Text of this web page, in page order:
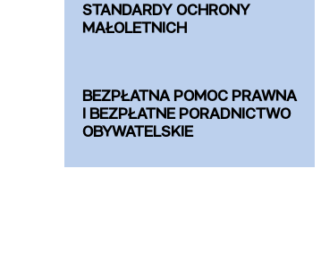
STANDARDY OCHRONY
MAŁOLETNICH
BEZPŁATNA POMOC PRAWNA
I BEZPŁATNE PORADNICTWO
OBYWATELSKIE